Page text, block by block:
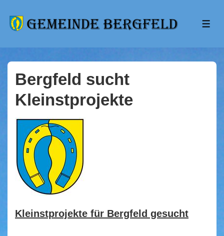
Zum
Bergfeld sucht
Kleinstprojekte
Kleinstprojekte für Bergfeld gesucht